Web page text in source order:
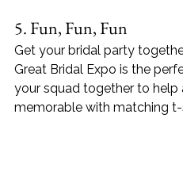
5. Fun, Fun, Fun
Get your bridal party
Great Bridal Expo is the
your squad together to help
memorable with matching t-